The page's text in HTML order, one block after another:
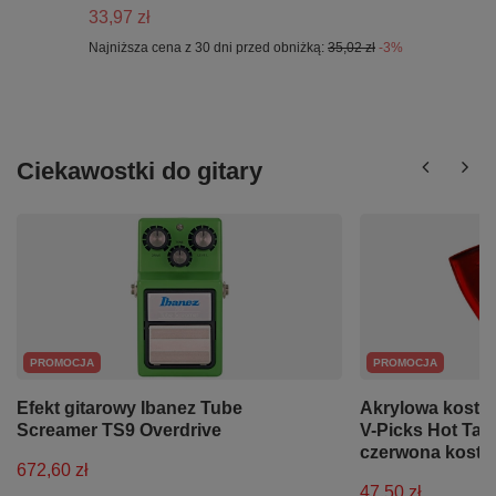
33,97 zł
Najniższa cena z 30 dni przed obniżką: 35,02 zł -3%
Ciekawostki do gitary
PROMOCJA
Efekt gitarowy Ibanez Tube
Screamer TS9 Overdrive
672,60 zł
PROMOCJA
Akrylowa
V-Picks Hot
czerwona
47,50 zł